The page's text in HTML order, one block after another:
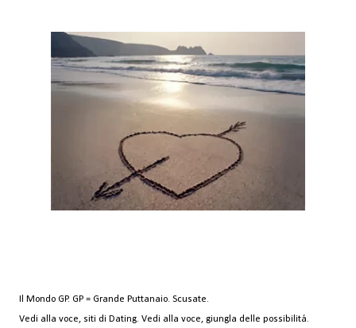
Il Mondo GP. GP = Grande Puttanaio. Scusate.
Vedi alla voce, siti di Dating. Vedi alla voce, giungla delle possibilitá.